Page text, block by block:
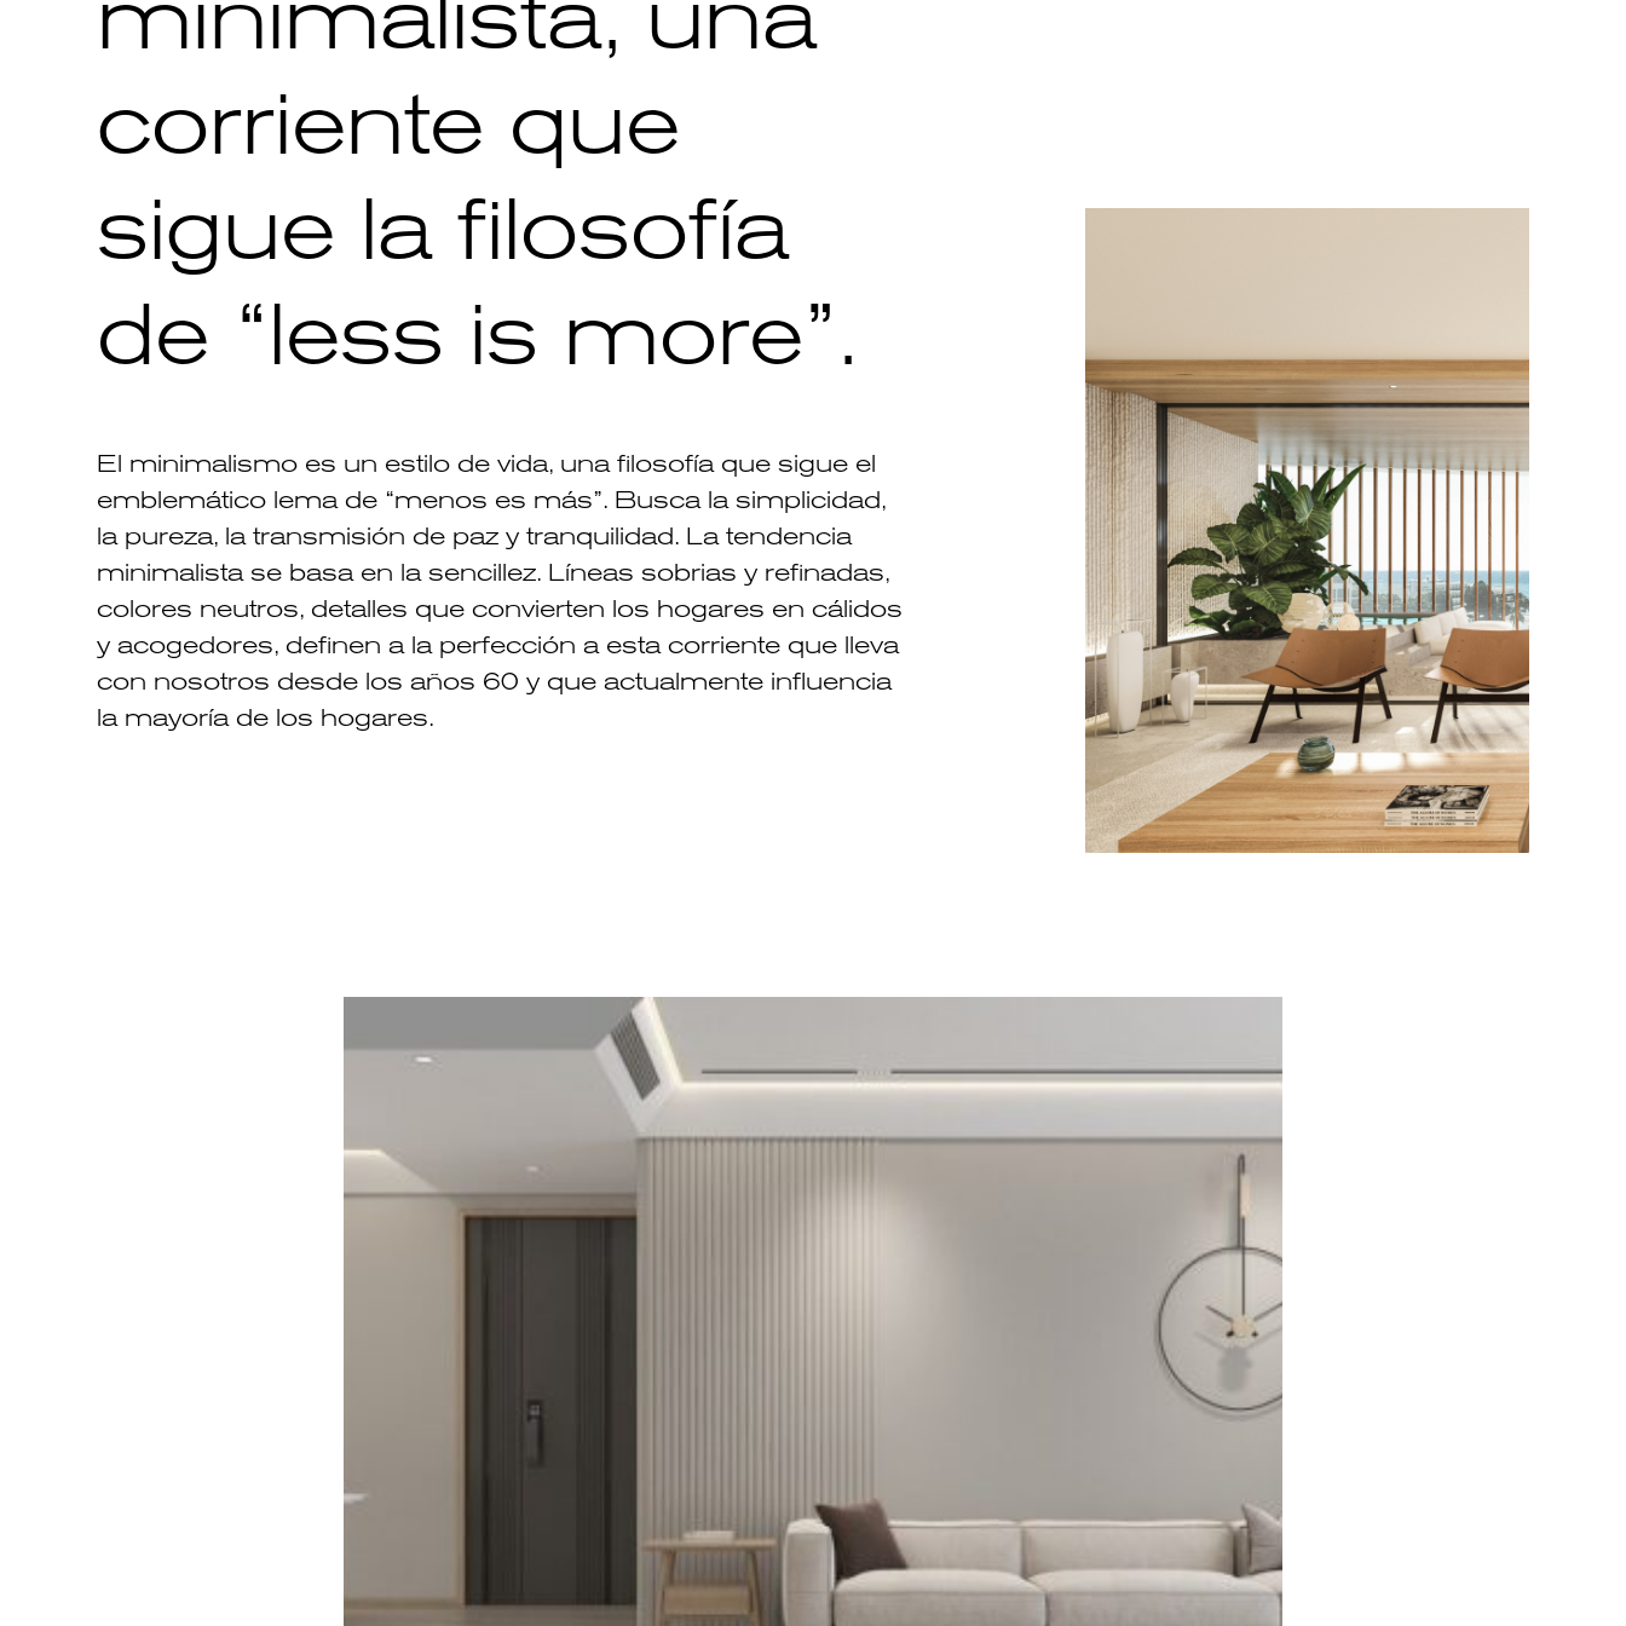
corriente que
sigue la filosofía
de “less is more”.
El minimalismo es un estilo de vida, una filosofía que sigue el
emblemático lema de “menos es más”. Busca la simplicidad,
la pureza, la transmisión de paz y tranquilidad. La tendencia
minimalista se basa en la sencillez. Líneas sobrias y refinadas,
colores neutros, detalles que convierten los hogares en cálidos
y acogedores, definen a la perfección a esta corriente que lleva
con nosotros desde los años 60 y que actualmente influencia
la mayoría de los hogares.